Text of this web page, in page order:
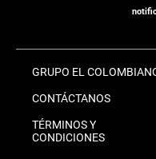
GRUPO EL
CONTÁCTANOS
TÉRMINOS Y
CONDICIONES